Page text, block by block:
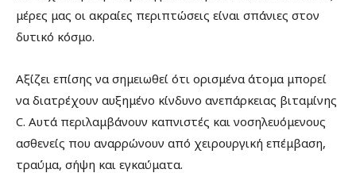
μέρες μας οι ακραίες περιπτώσεις είναι σπάνιες στον
δυτικό κόσμο.
Αξίζει επίσης να σημειωθεί ότι ορισμένα άτομα μπορεί
να διατρέχουν αυξημένο κίνδυνο ανεπάρκειας βιταμίνης
C. Αυτά περιλαμβάνουν καπνιστές και νοσηλευόμενους
ασθενείς που αναρρώνουν από χειρουργική επέμβαση,
τραύμα, σήψη και εγκαύματα.